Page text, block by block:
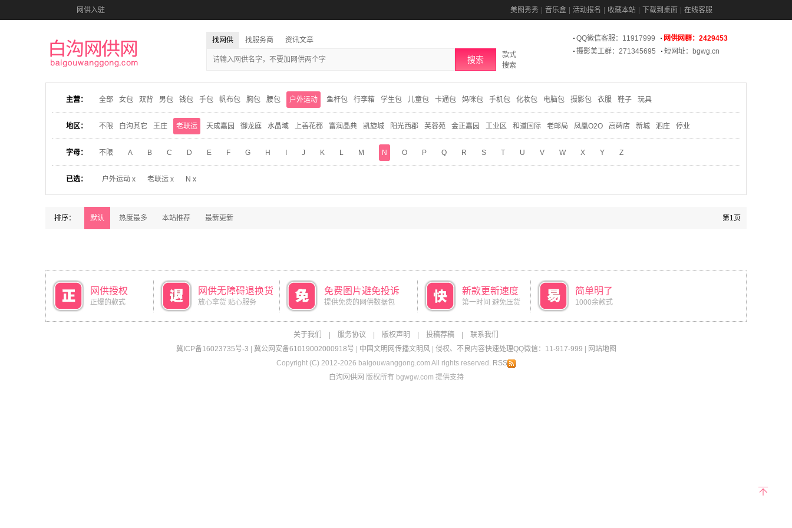
网供入驻 美图秀秀 音乐盒 活动报名 收藏本站 下载到桌面 在线客服
找网供 找服务商 资讯文章
搜索
款式
搜索
QQ微信客服：11917999
网供网群：2429453
摄影美工群：271345695
短网址：bgwg.cn
主营： 全部 女包 双背 男包 钱包 手包 帆布包 胸包 腰包 户外运动 鱼杆包 行李箱 学生包 儿童包 卡通包 妈咪包 手机包 化妆包 电脑包 摄影包 衣服 鞋子 玩具
地区： 不限 白沟其它 王庄 老联运 天成嘉园 御龙庭 水晶域 上善花都 富润晶典 凯旋城 阳光西郡 芙蓉苑 金正嘉园 工业区 和道国际 老邮局 凤凰O2O 高碑店 新城 泗庄 停业
字母： 不限 A B C D E F G H J K L M N O P Q R S T U V W X Y Z
已选： 户外运动 x 老联运 x N x
排序： 默认 热度最多 本站推荐 最新更新 第1页
网供授权
正爆的款式
网供无障碍退换货
放心拿货 贴心服务
免费图片避免投诉
提供免费的网供数据包
新款更新速度
第一时间 避免压货
简单明了
1000余款式
关于我们 服务协议 版权声明 投稿荐稿
联系我们
冀ICP备16023735号-3
冀公网安备61019002000918号 中国文明网传播文明风| 侵权、不良内容快速处理QQ微信：11-917-999
网站地图
Copyright (C) 2012-2026 baigouwanggong.com All rights reserved. RSS
白沟网供网 版权所有 bgwgw.com 提供支持